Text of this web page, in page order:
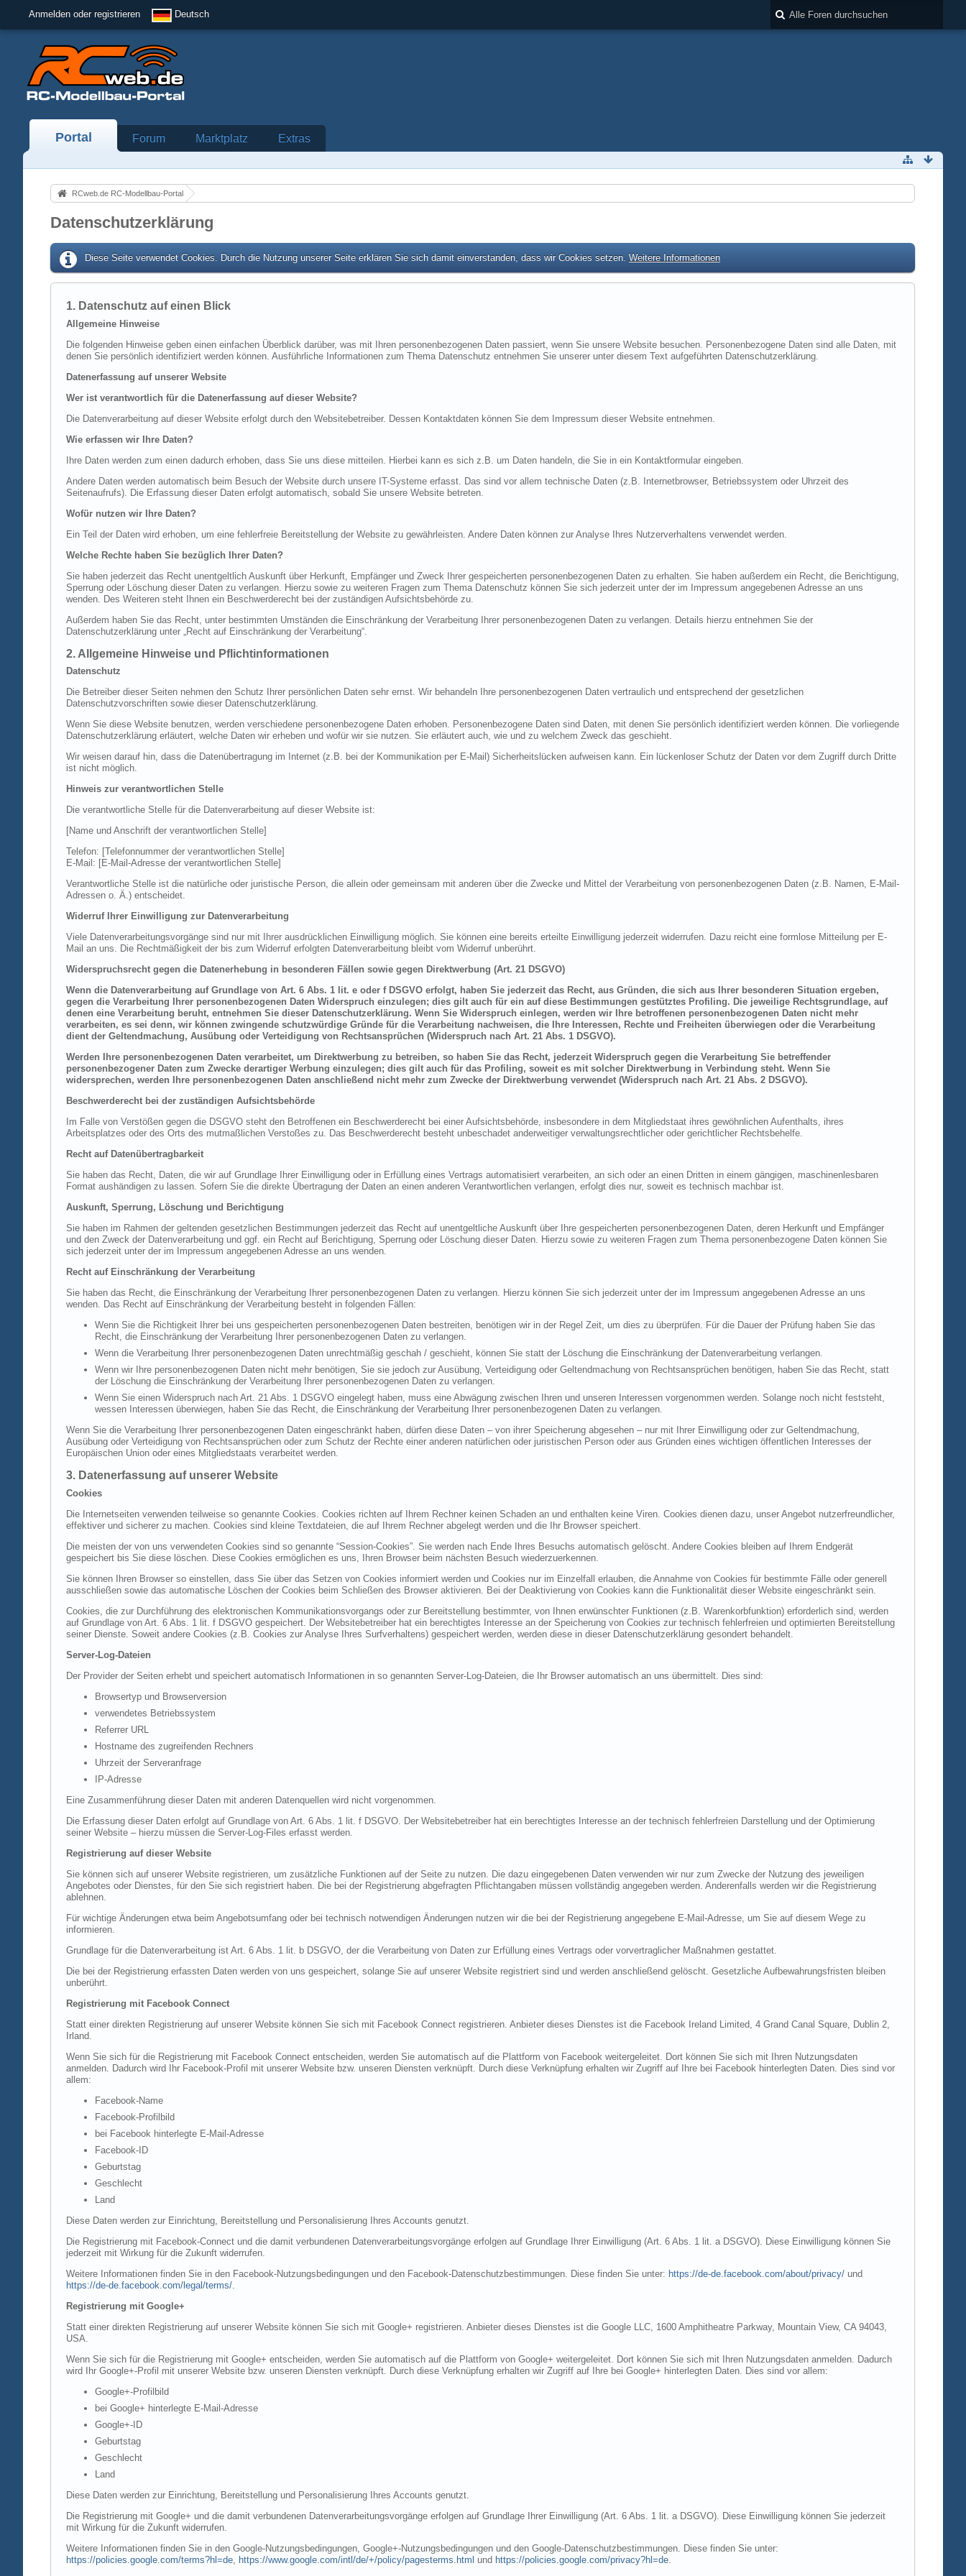
Anmelden oder registrieren Deutsch
Portal Forum Marktplatz Extras
RCweb.de RC-Modellbau-Portal
Datenschutzerklärung
Diese Seite verwendet Cookies. Durch die Nutzung unserer Seite erklären Sie sich damit einverstanden, dass wir Cookies setzen. Weitere Informationen
1. Datenschutz auf einen Blick
Allgemeine Hinweise
Die folgenden Hinweise geben einen einfachen Überblick darüber, was mit Ihren personenbezogenen Daten passiert, wenn Sie unsere Website besuchen. Personenbezogene Daten sind alle Daten, mit
denen Sie persönlich identifiziert werden können. Ausführliche Informationen zum Thema Datenschutz entnehmen Sie unserer unter diesem Text aufgeführten Datenschutzerklärung.
Datenerfassung auf unserer Website
Wer ist verantwortlich für die Datenerfassung auf dieser Website?
Die Datenverarbeitung auf dieser Website erfolgt durch den Websitebetreiber. Dessen Kontaktdaten können Sie dem Impressum dieser Website entnehmen.
Wie erfassen wir Ihre Daten?
Ihre Daten werden zum einen dadurch erhoben, dass Sie uns diese mitteilen. Hierbei kann es sich z.B. um Daten handeln, die Sie in ein Kontaktformular eingeben.
Andere Daten werden automatisch beim Besuch der Website durch unsere IT-Systeme erfasst. Das sind vor allem technische Daten (z.B. Internetbrowser, Betriebssystem oder Uhrzeit des
Seitenaufrufs). Die Erfassung dieser Daten erfolgt automatisch, sobald Sie unsere Website betreten.
Wofür nutzen wir Ihre Daten?
Ein Teil der Daten wird erhoben, um eine fehlerfreie Bereitstellung der Website zu gewährleisten. Andere Daten können zur Analyse Ihres Nutzerverhaltens verwendet werden.
Welche Rechte haben Sie bezüglich Ihrer Daten?
Sie haben jederzeit das Recht unentgeltlich Auskunft über Herkunft, Empfänger und Zweck Ihrer gespeicherten personenbezogenen Daten zu erhalten. Sie haben außerdem ein Recht, die Berichtigung,
Sperrung oder Löschung dieser Daten zu verlangen. Hierzu sowie zu weiteren Fragen zum Thema Datenschutz können Sie sich jederzeit unter der im Impressum angegebenen Adresse an uns
wenden. Des Weiteren steht Ihnen ein Beschwerderecht bei der zuständigen Aufsichtsbehörde zu.
Außerdem haben Sie das Recht, unter bestimmten Umständen die Einschränkung der Verarbeitung Ihrer personenbezogenen Daten zu verlangen. Details hierzu entnehmen Sie der
Datenschutzerklärung unter „Recht auf Einschränkung der Verarbeitung“.
2. Allgemeine Hinweise und Pflichtinformationen
Datenschutz
Die Betreiber dieser Seiten nehmen den Schutz Ihrer persönlichen Daten sehr ernst. Wir behandeln Ihre personenbezogenen Daten vertraulich und entsprechend der gesetzlichen
Datenschutzvorschriften sowie dieser Datenschutzerklärung.
Wenn Sie diese Website benutzen, werden verschiedene personenbezogene Daten erhoben. Personenbezogene Daten sind Daten, mit denen Sie persönlich identifiziert werden können. Die vorliegende
Datenschutzerklärung erläutert, welche Daten wir erheben und wofür wir sie nutzen. Sie erläutert auch, wie und zu welchem Zweck das geschieht.
Wir weisen darauf hin, dass die Datenübertragung im Internet (z.B. bei der Kommunikation per E-Mail) Sicherheitslücken aufweisen kann. Ein lückenloser Schutz der Daten vor dem Zugriff durch Dritte
ist nicht möglich.
Hinweis zur verantwortlichen Stelle
Die verantwortliche Stelle für die Datenverarbeitung auf dieser Website ist:
[Name und Anschrift der verantwortlichen Stelle]
Telefon: [Telefonnummer der verantwortlichen Stelle]
E-Mail: [E-Mail-Adresse der verantwortlichen Stelle]
Verantwortliche Stelle ist die natürliche oder juristische Person, die allein oder gemeinsam mit anderen über die Zwecke und Mittel der Verarbeitung von personenbezogenen Daten (z.B. Namen, E-Mail-
Adressen o. Ä.) entscheidet.
Widerruf Ihrer Einwilligung zur Datenverarbeitung
Viele Datenverarbeitungsvorgänge sind nur mit Ihrer ausdrücklichen Einwilligung möglich. Sie können eine bereits erteilte Einwilligung jederzeit widerrufen. Dazu reicht eine formlose Mitteilung per E-
Mail an uns. Die Rechtmäßigkeit der bis zum Widerruf erfolgten Datenverarbeitung bleibt vom Widerruf unberührt.
Widerspruchsrecht gegen die Datenerhebung in besonderen Fällen sowie gegen Direktwerbung (Art. 21 DSGVO)
Wenn die Datenverarbeitung auf Grundlage von Art. 6 Abs. 1 lit. e oder f DSGVO erfolgt, haben Sie jederzeit das Recht, aus Gründen, die sich aus Ihrer besonderen Situation ergeben,
gegen die Verarbeitung Ihrer personenbezogenen Daten Widerspruch einzulegen; dies gilt auch für ein auf diese Bestimmungen gestütztes Profiling. Die jeweilige Rechtsgrundlage, auf
denen eine Verarbeitung beruht, entnehmen Sie dieser Datenschutzerklärung. Wenn Sie Widerspruch einlegen, werden wir Ihre betroffenen personenbezogenen Daten nicht mehr
verarbeiten, es sei denn, wir können zwingende schutzwürdige Gründe für die Verarbeitung nachweisen, die Ihre Interessen, Rechte und Freiheiten überwiegen oder die Verarbeitung
dient der Geltendmachung, Ausübung oder Verteidigung von Rechtsansprüchen (Widerspruch nach Art. 21 Abs. 1 DSGVO).
Werden Ihre personenbezogenen Daten verarbeitet, um Direktwerbung zu betreiben, so haben Sie das Recht, jederzeit Widerspruch gegen die Verarbeitung Sie betreffender
personenbezogener Daten zum Zwecke derartiger Werbung einzulegen; dies gilt auch für das Profiling, soweit es mit solcher Direktwerbung in Verbindung steht. Wenn Sie
widersprechen, werden Ihre personenbezogenen Daten anschließend nicht mehr zum Zwecke der Direktwerbung verwendet (Widerspruch nach Art. 21 Abs. 2 DSGVO).
Beschwerderecht bei der zuständigen Aufsichtsbehörde
Im Falle von Verstößen gegen die DSGVO steht den Betroffenen ein Beschwerderecht bei einer Aufsichtsbehörde, insbesondere in dem Mitgliedstaat ihres gewöhnlichen Aufenthalts, ihres
Arbeitsplatzes oder des Orts des mutmaßlichen Verstoßes zu. Das Beschwerderecht besteht unbeschadet anderweitiger verwaltungsrechtlicher oder gerichtlicher Rechtsbehelfe.
Recht auf Datenübertragbarkeit
Sie haben das Recht, Daten, die wir auf Grundlage Ihrer Einwilligung oder in Erfüllung eines Vertrags automatisiert verarbeiten, an sich oder an einen Dritten in einem gängigen, maschinenlesbaren
Format aushändigen zu lassen. Sofern Sie die direkte Übertragung der Daten an einen anderen Verantwortlichen verlangen, erfolgt dies nur, soweit es technisch machbar ist.
Auskunft, Sperrung, Löschung und Berichtigung
Sie haben im Rahmen der geltenden gesetzlichen Bestimmungen jederzeit das Recht auf unentgeltliche Auskunft über Ihre gespeicherten personenbezogenen Daten, deren Herkunft und Empfänger
und den Zweck der Datenverarbeitung und ggf. ein Recht auf Berichtigung, Sperrung oder Löschung dieser Daten. Hierzu sowie zu weiteren Fragen zum Thema personenbezogene Daten können Sie
sich jederzeit unter der im Impressum angegebenen Adresse an uns wenden.
Recht auf Einschränkung der Verarbeitung
Sie haben das Recht, die Einschränkung der Verarbeitung Ihrer personenbezogenen Daten zu verlangen. Hierzu können Sie sich jederzeit unter der im Impressum angegebenen Adresse an uns
wenden. Das Recht auf Einschränkung der Verarbeitung besteht in folgenden Fällen:
Wenn Sie die Richtigkeit Ihrer bei uns gespeicherten personenbezogenen Daten bestreiten, benötigen wir in der Regel Zeit, um dies zu überprüfen. Für die Dauer der Prüfung haben Sie das
Recht, die Einschränkung der Verarbeitung Ihrer personenbezogenen Daten zu verlangen.
Wenn die Verarbeitung Ihrer personenbezogenen Daten unrechtmäßig geschah / geschieht, können Sie statt der Löschung die Einschränkung der Datenverarbeitung verlangen.
Wenn wir Ihre personenbezogenen Daten nicht mehr benötigen, Sie sie jedoch zur Ausübung, Verteidigung oder Geltendmachung von Rechtsansprüchen benötigen, haben Sie das Recht, statt
der Löschung die Einschränkung der Verarbeitung Ihrer personenbezogenen Daten zu verlangen.
Wenn Sie einen Widerspruch nach Art. 21 Abs. 1 DSGVO eingelegt haben, muss eine Abwägung zwischen Ihren und unseren Interessen vorgenommen werden. Solange noch nicht feststeht,
wessen Interessen überwiegen, haben Sie das Recht, die Einschränkung der Verarbeitung Ihrer personenbezogenen Daten zu verlangen.
Wenn Sie die Verarbeitung Ihrer personenbezogenen Daten eingeschränkt haben, dürfen diese Daten – von ihrer Speicherung abgesehen – nur mit Ihrer Einwilligung oder zur Geltendmachung,
Ausübung oder Verteidigung von Rechtsansprüchen oder zum Schutz der Rechte einer anderen natürlichen oder juristischen Person oder aus Gründen eines wichtigen öffentlichen Interesses der
Europäischen Union oder eines Mitgliedstaats verarbeitet werden.
3. Datenerfassung auf unserer Website
Cookies
Die Internetseiten verwenden teilweise so genannte Cookies. Cookies richten auf Ihrem Rechner keinen Schaden an und enthalten keine Viren. Cookies dienen dazu, unser Angebot nutzerfreundlicher,
effektiver und sicherer zu machen. Cookies sind kleine Textdateien, die auf Ihrem Rechner abgelegt werden und die Ihr Browser speichert.
Die meisten der von uns verwendeten Cookies sind so genannte “Session-Cookies”. Sie werden nach Ende Ihres Besuchs automatisch gelöscht. Andere Cookies bleiben auf Ihrem Endgerät
gespeichert bis Sie diese löschen. Diese Cookies ermöglichen es uns, Ihren Browser beim nächsten Besuch wiederzuerkennen.
Sie können Ihren Browser so einstellen, dass Sie über das Setzen von Cookies informiert werden und Cookies nur im Einzelfall erlauben, die Annahme von Cookies für bestimmte Fälle oder generell
ausschließen sowie das automatische Löschen der Cookies beim Schließen des Browser aktivieren. Bei der Deaktivierung von Cookies kann die Funktionalität dieser Website eingeschränkt sein.
Cookies, die zur Durchführung des elektronischen Kommunikationsvorgangs oder zur Bereitstellung bestimmter, von Ihnen erwünschter Funktionen (z.B. Warenkorbfunktion) erforderlich sind, werden
auf Grundlage von Art. 6 Abs. 1 lit. f DSGVO gespeichert. Der Websitebetreiber hat ein berechtigtes Interesse an der Speicherung von Cookies zur technisch fehlerfreien und optimierten Bereitstellung
seiner Dienste. Soweit andere Cookies (z.B. Cookies zur Analyse Ihres Surfverhaltens) gespeichert werden, werden diese in dieser Datenschutzerklärung gesondert behandelt.
Server-Log-Dateien
Der Provider der Seiten erhebt und speichert automatisch Informationen in so genannten Server-Log-Dateien, die Ihr Browser automatisch an uns übermittelt. Dies sind:
Browsertyp und Browserversion
verwendetes Betriebssystem
Referrer URL
Hostname des zugreifenden Rechners
Uhrzeit der Serveranfrage
IP-Adresse
Eine Zusammenführung dieser Daten mit anderen Datenquellen wird nicht vorgenommen.
Die Erfassung dieser Daten erfolgt auf Grundlage von Art. 6 Abs. 1 lit. f DSGVO. Der Websitebetreiber hat ein berechtigtes Interesse an der technisch fehlerfreien Darstellung und der Optimierung
seiner Website – hierzu müssen die Server-Log-Files erfasst werden.
Registrierung auf dieser Website
Sie können sich auf unserer Website registrieren, um zusätzliche Funktionen auf der Seite zu nutzen. Die dazu eingegebenen Daten verwenden wir nur zum Zwecke der Nutzung des jeweiligen
Angebotes oder Dienstes, für den Sie sich registriert haben. Die bei der Registrierung abgefragten Pflichtangaben müssen vollständig angegeben werden. Anderenfalls werden wir die Registrierung
ablehnen.
Für wichtige Änderungen etwa beim Angebotsumfang oder bei technisch notwendigen Änderungen nutzen wir die bei der Registrierung angegebene E-Mail-Adresse, um Sie auf diesem Wege zu
informieren.
Grundlage für die Datenverarbeitung ist Art. 6 Abs. 1 lit. b DSGVO, der die Verarbeitung von Daten zur Erfüllung eines Vertrags oder vorvertraglicher Maßnahmen gestattet.
Die bei der Registrierung erfassten Daten werden von uns gespeichert, solange Sie auf unserer Website registriert sind und werden anschließend gelöscht. Gesetzliche Aufbewahrungsfristen bleiben
unberührt.
Registrierung mit Facebook Connect
Statt einer direkten Registrierung auf unserer Website können Sie sich mit Facebook Connect registrieren. Anbieter dieses Dienstes ist die Facebook Ireland Limited, 4 Grand Canal Square, Dublin 2,
Irland.
Wenn Sie sich für die Registrierung mit Facebook Connect entscheiden, werden Sie automatisch auf die Plattform von Facebook weitergeleitet. Dort können Sie sich mit Ihren Nutzungsdaten
anmelden. Dadurch wird Ihr Facebook-Profil mit unserer Website bzw. unseren Diensten verknüpft. Durch diese Verknüpfung erhalten wir Zugriff auf Ihre bei Facebook hinterlegten Daten. Dies sind vor
allem:
Facebook-Name
Facebook-Profilbild
bei Facebook hinterlegte E-Mail-Adresse
Facebook-ID
Geburtstag
Geschlecht
Land
Diese Daten werden zur Einrichtung, Bereitstellung und Personalisierung Ihres Accounts genutzt.
Die Registrierung mit Facebook-Connect und die damit verbundenen Datenverarbeitungsvorgänge erfolgen auf Grundlage Ihrer Einwilligung (Art. 6 Abs. 1 lit. a DSGVO). Diese Einwilligung können Sie
jederzeit mit Wirkung für die Zukunft widerrufen.
Weitere Informationen finden Sie in den Facebook-Nutzungsbedingungen und den Facebook-Datenschutzbestimmungen. Diese finden Sie unter: https://de-de.facebook.com/about/privacy/ und
https://de-de.facebook.com/legal/terms/.
Registrierung mit Google+
Statt einer direkten Registrierung auf unserer Website können Sie sich mit Google+ registrieren. Anbieter dieses Dienstes ist die Google LLC, 1600 Amphitheatre Parkway, Mountain View, CA 94043,
USA.
Wenn Sie sich für die Registrierung mit Google+ entscheiden, werden Sie automatisch auf die Plattform von Google+ weitergeleitet. Dort können Sie sich mit Ihren Nutzungsdaten anmelden. Dadurch
wird Ihr Google+-Profil mit unserer Website bzw. unseren Diensten verknüpft. Durch diese Verknüpfung erhalten wir Zugriff auf Ihre bei Google+ hinterlegten Daten. Dies sind vor allem:
Google+-Profilbild
bei Google+ hinterlegte E-Mail-Adresse
Google+-ID
Geburtstag
Geschlecht
Land
Diese Daten werden zur Einrichtung, Bereitstellung und Personalisierung Ihres Accounts genutzt.
Die Registrierung mit Google+ und die damit verbundenen Datenverarbeitungsvorgänge erfolgen auf Grundlage Ihrer Einwilligung (Art. 6 Abs. 1 lit. a DSGVO). Diese Einwilligung können Sie jederzeit
mit Wirkung für die Zukunft widerrufen.
Weitere Informationen finden Sie in den Google-Nutzungsbedingungen, Google+-Nutzungsbedingungen und den Google-Datenschutzbestimmungen. Diese finden Sie unter:
https://policies.google.com/terms?hl=de, https://www.google.com/intl/de/+/policy/pagesterms.html und https://policies.google.com/privacy?hl=de.